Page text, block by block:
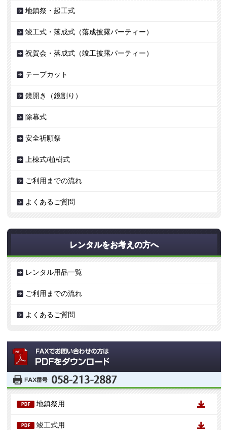
地鎮祭・起工式
竣工式・落成式（落成披露パーティー）
祝賀会・落成式（竣工披露パーティー）
テープカット
鏡開き（鏡割り）
除幕式
安全祈願祭
上棟式/植樹式
ご利用までの流れ
よくあるご質問
レンタルをお考えの方へ
レンタル用品一覧
ご利用までの流れ
よくあるご質問
地鎮祭用
竣工式用